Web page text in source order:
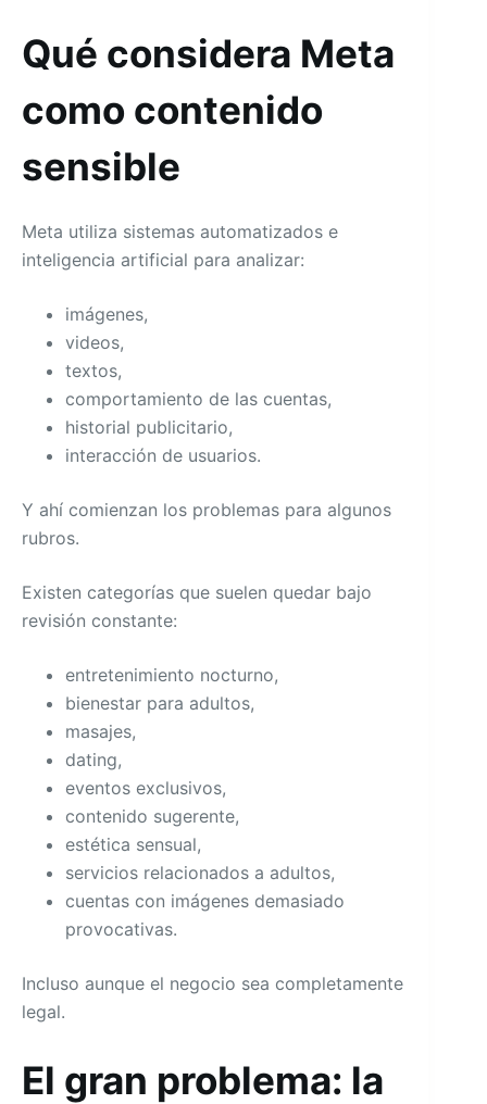
Qué considera Meta
como contenido
sensible
Meta utiliza sistemas automatizados e
inteligencia artificial para analizar:
imágenes,
videos,
textos,
comportamiento de las cuentas,
historial publicitario,
interacción de usuarios.
Y ahí comienzan los problemas para algunos
rubros.
Existen categorías que suelen quedar bajo
revisión constante:
entretenimiento nocturno,
bienestar para adultos,
masajes,
dating,
eventos exclusivos,
contenido sugerente,
estética sensual,
servicios relacionados a adultos,
cuentas con imágenes demasiado
provocativas.
Incluso aunque el negocio sea completamente
legal.
El gran problema: la